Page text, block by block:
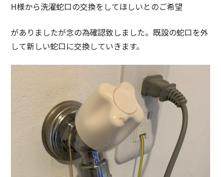
H様から洗濯蛇口の交換をしてほしいとのご希望
がありましたが念の為確認致しました。既設の蛇口を外
して新しい蛇口に交換していきます。